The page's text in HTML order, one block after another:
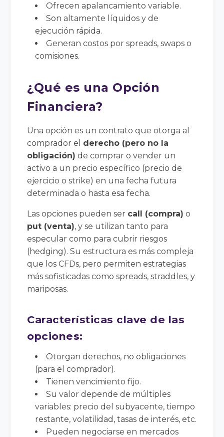
Ofrecen apalancamiento variable.
Son altamente líquidos y de
ejecución rápida.
Generan costos por spreads, swaps o
comisiones.
¿Qué es una Opción
Financiera?
Una opción es un contrato que otorga al
comprador el derecho (pero no la
obligación) de comprar o vender un
activo a un precio específico (precio de
ejercicio o strike) en una fecha futura
determinada o hasta esa fecha.
Las opciones pueden ser call (compra) o
put (venta), y se utilizan tanto para
especular como para cubrir riesgos
(hedging). Su estructura es más compleja
que los CFDs, pero permiten estrategias
más sofisticadas como spreads, straddles, y
mariposas.
Características clave de las
opciones:
Otorgan derechos, no obligaciones
(para el comprador).
Tienen vencimiento fijo.
Su valor depende de múltiples
variables: precio del subyacente, tiempo
restante, volatilidad, tasas de interés, etc.
Pueden negociarse en mercados